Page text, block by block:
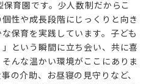
育園です。少人数制だからこ
性や成長段階にじっくりと向き
保育を実践しています。子ども
という瞬間に立ち会い、共に喜
んな温かい環境がここにありま
の介助、お昼寝の見守りなど、